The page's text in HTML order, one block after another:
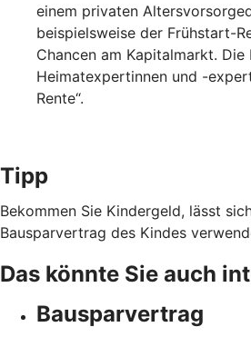
einem privaten
beispielsweise der Frühstart-
Chancen am Kapitalmarkt.
Heimatexpertinnen und -
Rente“.
Tipp
Bekommen Sie Kindergeld, lässt
Bausparvertrag des Kindes
Das könnte Sie auch
Bausparvertrag